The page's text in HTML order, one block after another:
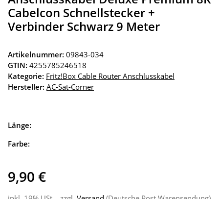
Cabelcon Schnellstecker +
Verbinder Schwarz 9 Meter
Artikelnummer: 09843-034
GTIN: 4255785246518
Kategorie: Fritz!Box Cable Router Anschlusskabel
Hersteller: AC-Sat-Corner
Länge:
Farbe:
9,90 €